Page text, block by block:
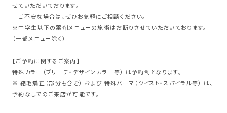
せていただいております。
ご不安な場合は、ぜひお気軽にご相談ください。
※中学生以下の薬剤メニューの施術はお断りさせていただいております。
（一部メニュー除く）
【ご予約に関するご案内】
特殊カラー（ブリーチ・デザインカラー等） は予約制となります。
※ 縮毛矯正（部分も含む） および 特殊パーマ（ツイスト・スパイラル等） は、
予約なしでのご来店が可能です。